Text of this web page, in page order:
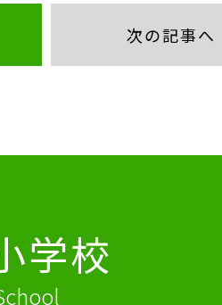
次の記事へ
学校